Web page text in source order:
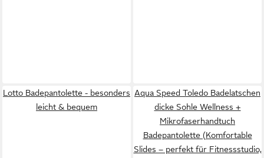
Lotto Badepantolette - besonders
leicht & bequem
Aqua Speed Toledo Badelatschen
dicke Sohle Wellness +
Mikrofaserhandtuch
Badepantolette (Komfortable
Slides – perfekt für Fitnessstudio,